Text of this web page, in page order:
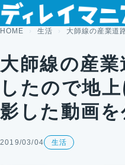
コンテンツへスキップ
HOME 生活 大師線の産業道
大師線の産
したので地
影した動画
2019/03/04 生活